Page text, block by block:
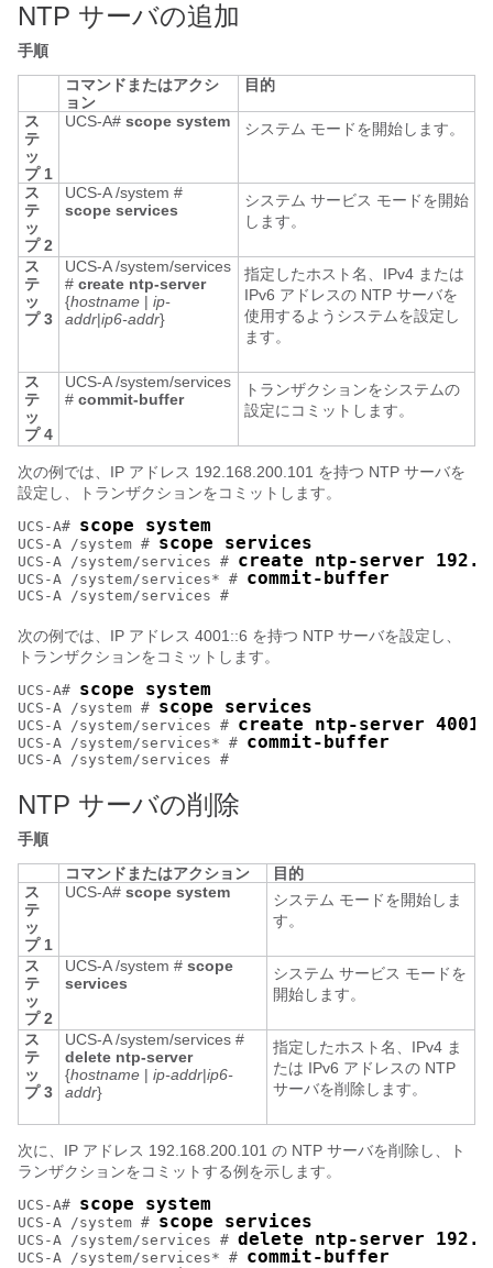
NTP サーバの追加
手順
コマンドまたはアクシ
ョン
目的
ス
テ
ッ
プ 1
UCS-A# scope system システム モードを開始します。
ス
テ
ッ
プ 2
UCS-A /system #
scope services
システム サービス モードを開始
します。
ス
テ
ッ
プ 3
UCS-A /system/services
# create ntp-server
{hostname | ip-
addr|ip6-addr}
指定したホスト名、IPv4 または
IPv6 アドレスの NTP サーバを
使用するようシステムを設定し
ます。
ス
テ
ッ
プ 4
UCS-A /system/services
# commit-buffer
トランザクションをシステムの
設定にコミットします。
次の例では、IP アドレス 192.168.200.101 を持つ NTP サーバを
設定し、トランザクションをコミットします。
UCS-A# scope system
UCS-A /system # scope services
UCS-A /system/services # create ntp-server
UCS-A /system/services* # commit-buffer
次の例では、IP アドレス 4001::6 を持つ NTP サーバを設定し、
トランザクションをコミットします。
UCS-A# scope system
UCS-A /system # scope services
UCS-A /system/services # create ntp-server
UCS-A /system/services* # commit-buffer
NTP サーバの削除
手順
コマンドまたはアクション
目的
ス
テ
ッ
プ 1
UCS-A# scope system
システム モードを開始しま
す。
ス
テ
ッ
プ 2
UCS-A /system # scope
services
システム サービス モードを
開始します。
ス
テ
ッ
プ 3
UCS-A /system/services #
delete ntp-server
{hostname | ip-addr|ip6-
addr}
指定したホスト名、IPv4 ま
たは IPv6 アドレスの NTP
サーバを削除します。
次に、IP アドレス 192.168.200.101 の NTP サーバを削除し、ト
ランザクションをコミットする例を示します。
UCS-A# scope system
UCS-A /system # scope services
UCS-A /system/services # delete ntp-server
UCS-A /system/services* # commit-buffer